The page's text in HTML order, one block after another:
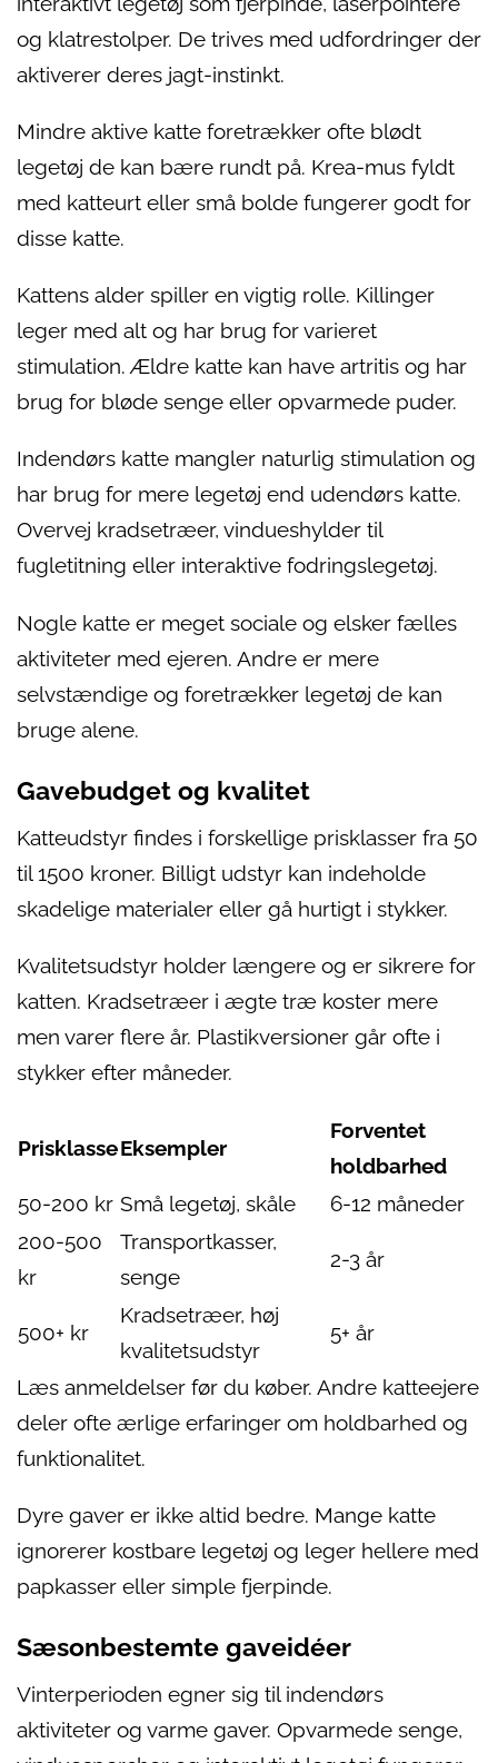
og klatrestolper. De trives med udfordringer der
aktiverer deres jagt-instinkt.
Mindre aktive katte foretrækker ofte blødt
legetøj de kan bære rundt på. Krea-mus fyldt
med katteurt eller små bolde fungerer godt for
disse katte.
Kattens alder spiller en vigtig rolle. Killinger
leger med alt og har brug for varieret
stimulation. Ældre katte kan have artritis og har
brug for bløde senge eller opvarmede puder.
Indendørs katte mangler naturlig stimulation og
har brug for mere legetøj end udendørs katte.
Overvej kradsetræer, vindueshylder til
fugletitning eller interaktive fodringslegetøj.
Nogle katte er meget sociale og elsker fælles
aktiviteter med ejeren. Andre er mere
selvstændige og foretrækker legetøj de kan
bruge alene.
Gavebudget og kvalitet
Katteudstyr findes i forskellige prisklasser fra 50
til 1500 kroner. Billigt udstyr kan indeholde
skadelige materialer eller gå hurtigt i stykker.
Kvalitetsudstyr holder længere og er sikrere for
katten. Kradsetræer i ægte træ koster mere
men varer flere år. Plastikversioner går ofte i
stykker efter måneder.
PrisklasseEksempler
Forventet
holdbarhed
50-200 kr Små legetøj, skåle
6-12 måneder
200-500
kr
Transportkasser,
senge
2-3 år
500+ kr
Kradsetræer, høj
kvalitetsudstyr
5+ år
Læs anmeldelser før du køber. Andre katteejere
deler ofte ærlige erfaringer om holdbarhed og
funktionalitet.
Dyre gaver er ikke altid bedre. Mange katte
ignorerer kostbare legetøj og leger hellere med
papkasser eller simple fjerpinde.
Sæsonbestemte gaveidéer
Vinterperioden egner sig til indendørs
aktiviteter og varme gaver. Opvarmede senge,